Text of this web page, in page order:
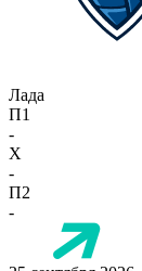
Лада
П1
-
X
-
П2
-